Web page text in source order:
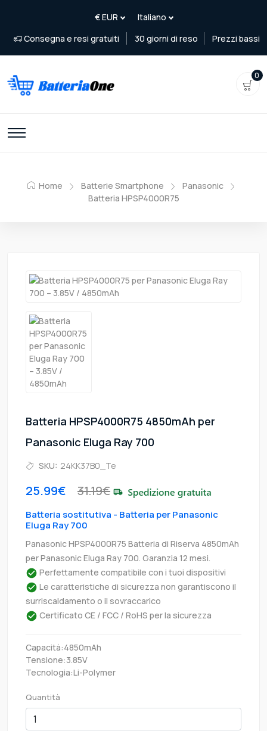
Consegna e resi gratuiti 30 giorni di reso Prezzi bassi
0
Home Batterie Smartphone
Panasonic
Batteria HPSP4000R75
Batteria HPSP4000R75 4850mAh per
Panasonic Eluga Ray 700
SKU: 24KK37B0_Te
25.99€ 31.19€
Batteria sostitutiva - Batteria per Panasonic
Eluga Ray 700
Panasonic HPSP4000R75 Batteria di Riserva 4850mAh
per Panasonic Eluga Ray 700. Garanzia 12 mesi.
Perfettamente compatibile con i tuoi dispositivi
Le caratteristiche di sicurezza non garantiscono il
surriscaldamento o il sovraccarico
Certificato CE / FCC / RoHS per la sicurezza
Capacità:4850mAh
Tensione:3.85V
Tecnologia:Li-Polymer
Quantità